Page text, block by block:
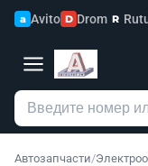
a Avito D Drom R
Автозапчасти/